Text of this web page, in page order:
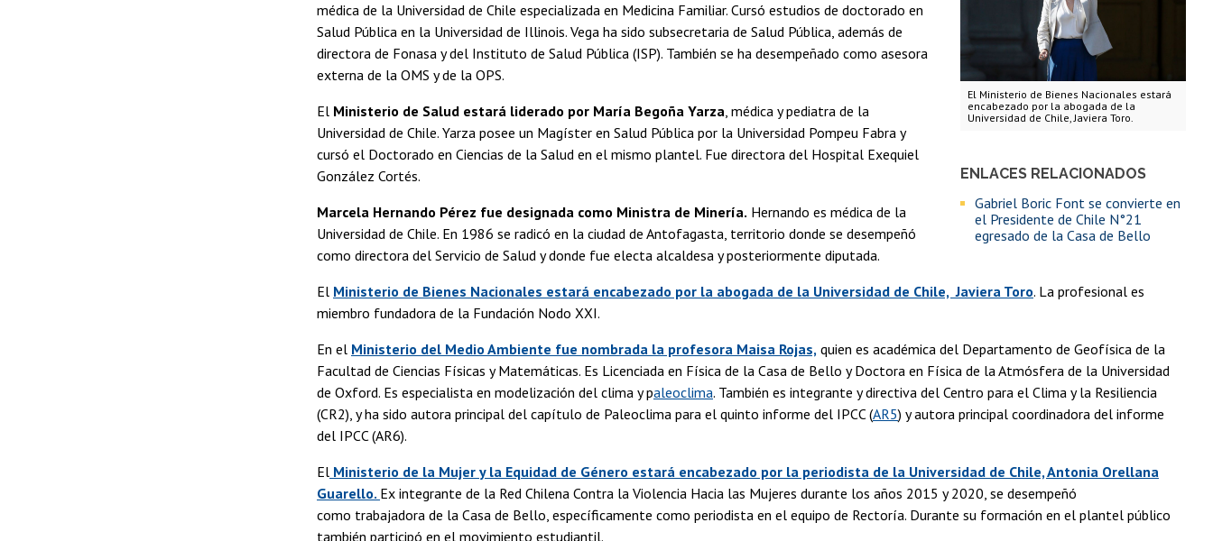
El Ministerio de Bienes Nacionales estará
encabezado por la abogada de la
Universidad de Chile, Javiera Toro.
ENLACES RELACIONADOS
Gabriel Boric Font se convierte en
el Presidente de Chile N°21
egresado de la Casa de Bello
médica de la Universidad de Chile especializada en Medicina Familiar. Cursó estudios de doctorado en
Salud Pública en la Universidad de Illinois. Vega ha sido subsecretaria de Salud Pública, además de
directora de Fonasa y del Instituto de Salud Pública (ISP). También se ha desempeñado como asesora
externa de la OMS y de la OPS.
El Ministerio de Salud estará liderado por María Begoña Yarza, médica y pediatra de la
Universidad de Chile. Yarza posee un Magíster en Salud Pública por la Universidad Pompeu Fabra y
cursó el Doctorado en Ciencias de la Salud en el mismo plantel. Fue directora del Hospital Exequiel
González Cortés.
Marcela Hernando Pérez fue designada como Ministra de Minería. Hernando es médica de la
Universidad de Chile. En 1986 se radicó en la ciudad de Antofagasta, territorio donde se desempeñó
como directora del Servicio de Salud y donde fue electa alcaldesa y posteriormente diputada.
El Ministerio de Bienes Nacionales estará encabezado por la abogada de la Universidad de Chile, Javiera Toro. La profesional es
miembro fundadora de la Fundación Nodo XXI.
En el Ministerio del Medio Ambiente fue nombrada la profesora Maisa Rojas, quien es académica del Departamento de Geofísica de la
Facultad de Ciencias Físicas y Matemáticas. Es Licenciada en Física de la Casa de Bello y Doctora en Física de la Atmósfera de la Universidad
de Oxford. Es especialista en modelización del clima y paleoclima. También es integrante y directiva del Centro para el Clima y la Resiliencia
(CR2), y ha sido autora principal del capítulo de Paleoclima para el quinto informe del IPCC (AR5) y autora principal coordinadora del informe
del IPCC (AR6).
El Ministerio de la Mujer y la Equidad de Género estará encabezado por la periodista de la Universidad de Chile, Antonia Orellana
Guarello. Ex integrante de la Red Chilena Contra la Violencia Hacia las Mujeres durante los años 2015 y 2020, se desempeñó
como trabajadora de la Casa de Bello, específicamente como periodista en el equipo de Rectoría. Durante su formación en el plantel público
también participó en el movimiento estudiantil.